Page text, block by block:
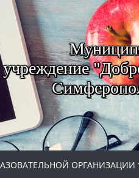
учреждение
ОРГАНИЗАЦИИ